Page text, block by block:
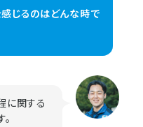
じるのはどんな時で
に関する